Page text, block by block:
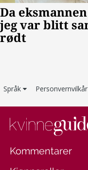
Språk Personvernvilkår
Kommentarer